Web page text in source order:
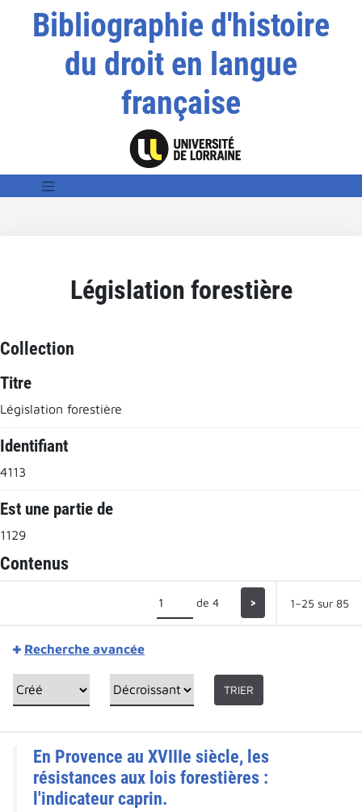
Bibliographie d'histoire
du droit en langue
française
Législation forestière
Collection
Titre
Législation forestière
Identifiant
4113
Est une partie de
1129
Contenus
de 4 > 1–25 sur 85
Recherche avancée
TRIER
En Provence au XVIIIe siècle, les
résistances aux lois forestières :
l'indicateur caprin.